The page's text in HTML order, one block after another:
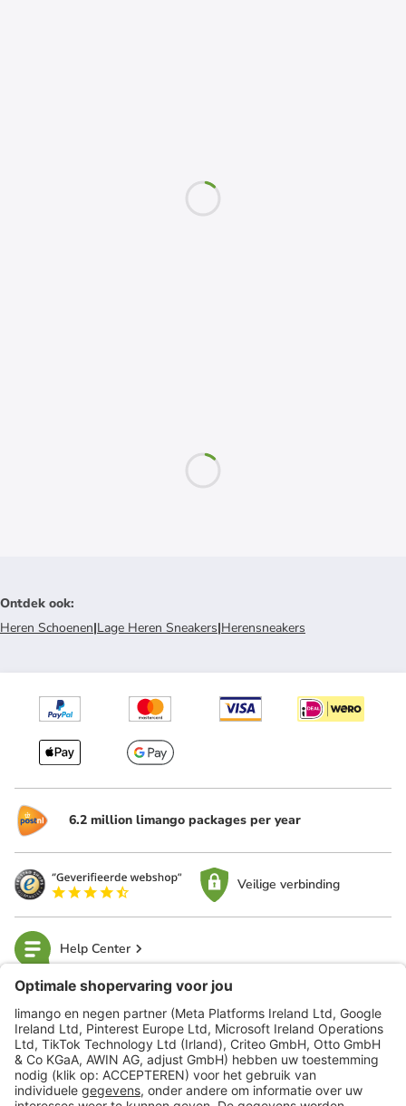
Ontdek ook:
Heren Schoenen|Lage Heren Sneakers|Herensneakers
6.2 million limango packages per year
Veilige verbinding
Help Center
limango
Veilig winkelen
Klantenservice